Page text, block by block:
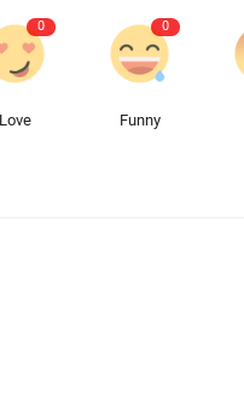
0
Love
0
Funny